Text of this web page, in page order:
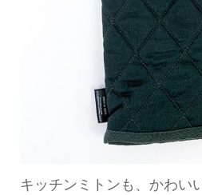
キッチンミトンも、かわい